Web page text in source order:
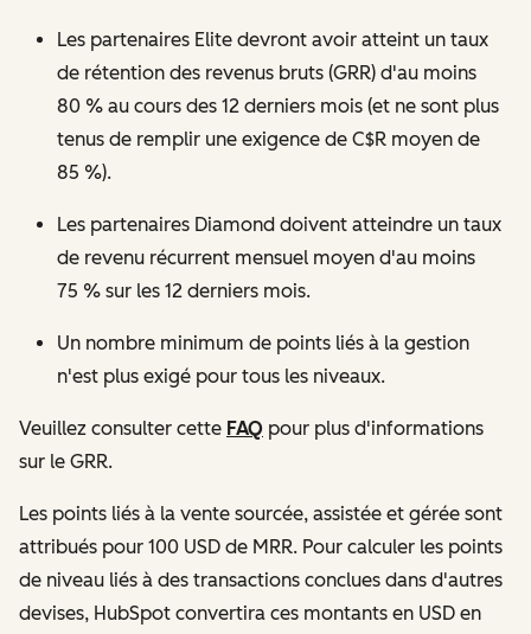
Les partenaires Elite devront avoir atteint un taux
de rétention des revenus bruts (GRR) d'au moins
80 % au cours des 12 derniers mois (et ne sont plus
tenus de remplir une exigence de C$R moyen de
85 %).
Les partenaires Diamond doivent atteindre un taux
de revenu récurrent mensuel moyen d'au moins
75 % sur les 12 derniers mois.
Un nombre minimum de points liés à la gestion
n'est plus exigé pour tous les niveaux.
Veuillez consulter cette FAQ pour plus d'informations
sur le GRR.
Les points liés à la vente sourcée, assistée et gérée sont
attribués pour 100 USD de MRR. Pour calculer les points
de niveau liés à des transactions conclues dans d'autres
devises, HubSpot convertira ces montants en USD en